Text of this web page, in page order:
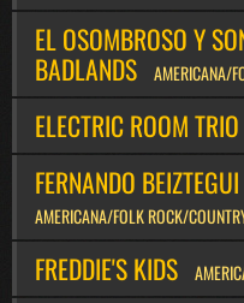
EL OSOMBROSO Y
BADLANDS AMERICANA/
ELECTRIC ROOM TRIO
FERNANDO
AMERICANA/FOLK ROCK/
FREDDIE'S KIDS